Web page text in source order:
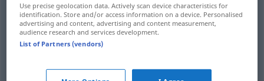
weben,wirken weave
Use precise geolocation data. Actively scan device characteristics for
identification. Store and/or access information on a device. Personalised
advertising and content, advertising and content measurement,
audience research and services development.
List of Partners (vendors)